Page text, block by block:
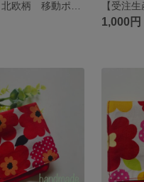
1,000円